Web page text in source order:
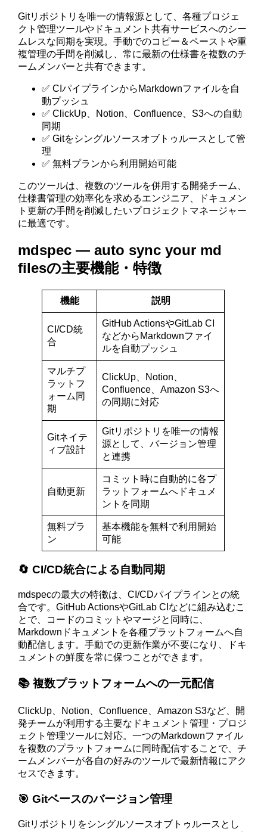
Gitリポジトリを唯一の情報源として、各種プロジェ
クト管理ツールやドキュメント共有サービスへのシー
ムレスな同期を実現。手動でのコピー＆ペーストや重
複管理の手間を削減し、常に最新の仕様書を複数のチ
ームメンバーと共有できます。
✅ CIパイプラインからMarkdownファイルを自
動プッシュ
✅ ClickUp、Notion、Confluence、S3への自動
同期
✅ Gitをシングルソースオブトゥルースとして管
理
✅ 無料プランから利用開始可能
このツールは、複数のツールを併用する開発チーム、
仕様書管理の効率化を求めるエンジニア、ドキュメン
ト更新の手間を削減したいプロジェクトマネージャー
に最適です。
mdspec — auto sync your md
filesの主要機能・特徴
機能 説明
CI/CD統
合
GitHub ActionsやGitLab CI
などからMarkdownファイ
ルを自動プッシュ
マルチプ
ラットフ
ォーム同
期
ClickUp、Notion、
Confluence、Amazon S3へ
の同期に対応
Gitネイテ
ィブ設計
Gitリポジトリを唯一の情報
源として、バージョン管理
と連携
自動更新
コミット時に自動的に各プ
ラットフォームへドキュメ
ントを同期
無料プラ
ン
基本機能を無料で利用開始
可能
🔄 CI/CD統合による自動同期
mdspecの最大の特徴は、CI/CDパイプラインとの統
合です。GitHub ActionsやGitLab CIなどに組み込むこ
とで、コードのコミットやマージと同時に、
Markdownドキュメントを各種プラットフォームへ自
動配信します。手動での更新作業が不要になり、ドキ
ュメントの鮮度を常に保つことができます。
📚 複数プラットフォームへの一元配信
ClickUp、Notion、Confluence、Amazon S3など、開
発チームが利用する主要なドキュメント管理・プロジ
ェクト管理ツールに対応。一つのMarkdownファイル
を複数のプラットフォームに同時配信することで、チ
ームメンバーが各自の好みのツールで最新情報にアク
セスできます。
🎯 Gitベースのバージョン管理
Gitリポジトリをシングルソースオブトゥルースとし